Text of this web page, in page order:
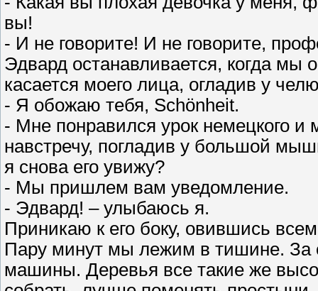
вы!
- И не говорите! И не говорите,
Эдвард останавливается, когда мы
касается моего лица, огладив у
- Я обожаю тебя, Schönheit.
- Мне понравился урок немецкого
навстречу, погладив у большой
я снова его увижу?
- Мы пришлем вам уведомление.
- Эдвард! – улыбаюсь я.
Приникаю к его боку, овившись
Пару минут мы лежим в тишине. За
машины. Деревья все такие же